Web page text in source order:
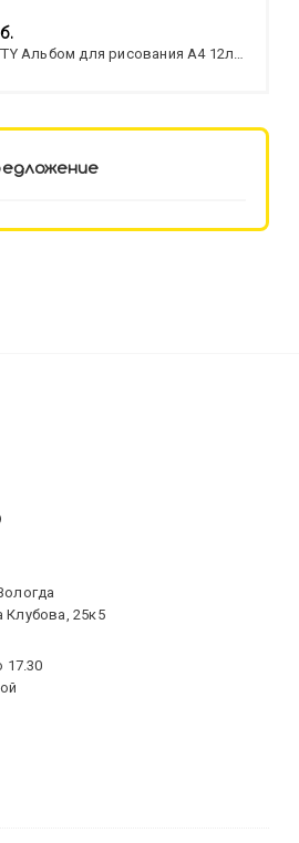
Альбом для рисования А4 12л.
Клубова, 25к5
17.30